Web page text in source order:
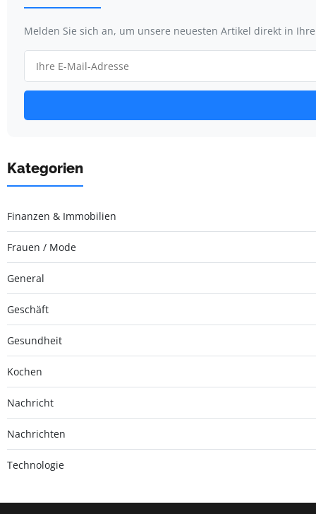
Melden Sie sich an, um unsere neuesten Artikel direkt in
Kategorien
Finanzen & Immobilien
Frauen / Mode
General
Geschäft
Gesundheit
Kochen
Nachricht
Nachrichten
Technologie